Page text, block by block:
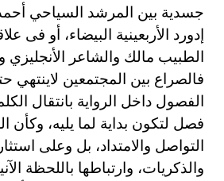
جسدية بين المرشد السياحي أحمد
إدورد الأربعينية البيضاء، أو فى
الطبيب مالك والشاعر
فالصراع بين المجتمعين لاينتهي
الفصول داخل الرواية بانتقال
فصل لتكون بداية لما يليه، وكأن
التواصل والامتداد، بل وعلى
والذكريات، وارتباطها باللحظة